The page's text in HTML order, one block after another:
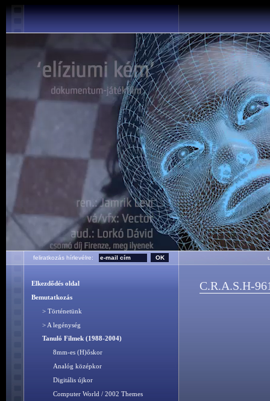
feliratkozás hírlevélre:
Elkezdődés oldal
Bemutatkozás
> Történetünk
> A legénység
Tanuló Filmek (1988-2004)
8mm-es (H)őskor
Analóg középkor
Digitális újkor
Computer World / 2002 Themes
C.R.A.S.H-